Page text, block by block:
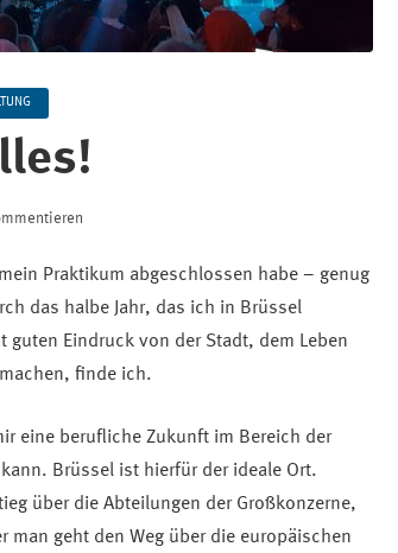
Praktikum abgeschlossen habe – genug
das halbe Jahr, das ich in Brüssel
Eindruck von der Stadt, dem Leben
finde ich.
eine berufliche Zukunft im Bereich der
Brüssel ist hierfür der ideale Ort.
über die Abteilungen der Großkonzerne,
man geht den Weg über die europäischen